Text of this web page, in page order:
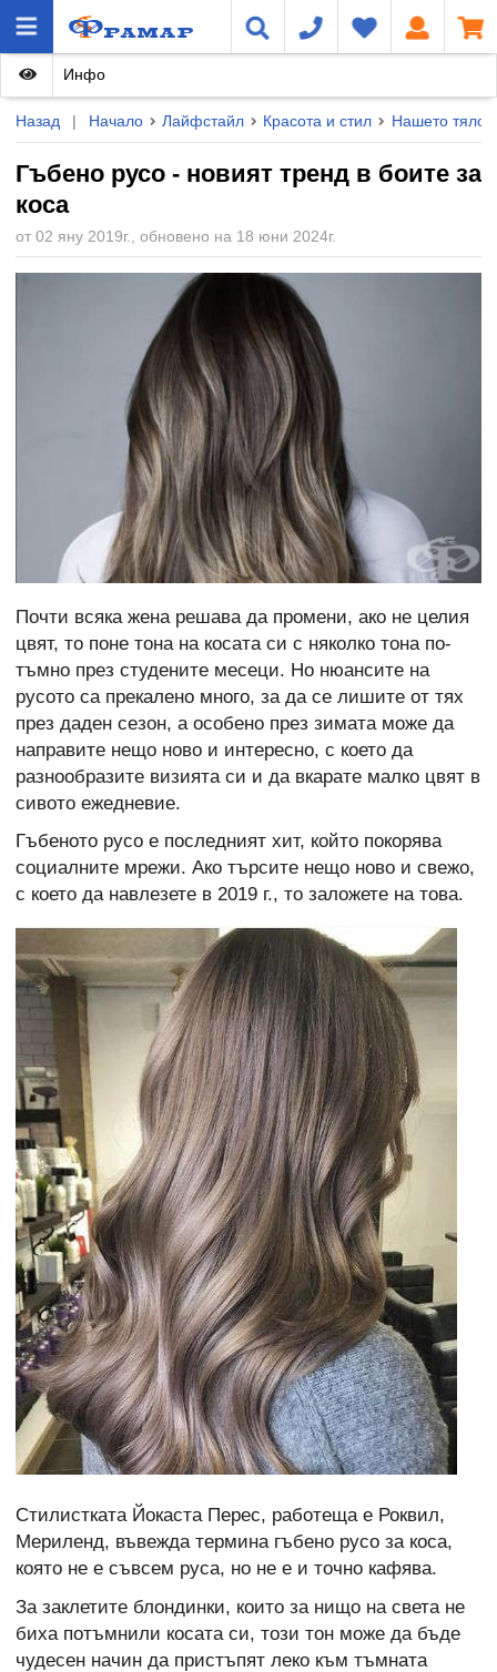
Назад | Начало Лайфстайл Красота и стил Нашето тяло
Гъбено русо - новият тренд в боите за
коса
от 02 яну 2019г., обновено на 18 юни 2024г.
Инфо
Почти всяка жена решава да промени, ако не целия
цвят, то поне тона на косата си с няколко тона по-
тъмно през студените месеци. Но нюансите на
русото са прекалено много, за да се лишите от тях
през даден сезон, а особено през зимата може да
направите нещо ново и интересно, с което да
разнообразите визията си и да вкарате малко цвят в
сивото ежедневие.
Гъбеното русо е последният хит, който покорява
социалните мрежи. Ако търсите нещо ново и свежо,
с което да навлезете в 2019 г., то заложете на това.
Стилистката Йокаста Перес, работеща е Роквил,
Мериленд, въвежда термина гъбено русо за коса,
която не е съвсем руса, но не е и точно кафява.
За заклетите блондинки, които за нищо на света не
биха потъмнили косата си, този тон може да бъде
чудесен начин да пристъпят леко към тъмната